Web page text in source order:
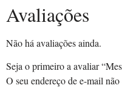
Avaliações
Não há avaliações ainda.
Seja o primeiro a avaliar
O seu endereço de e-mail